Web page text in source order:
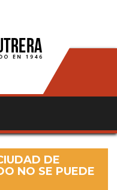
DE
NO SE PUEDE